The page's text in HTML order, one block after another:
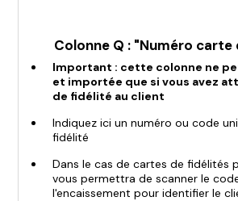
Colonne Q : "Numéro
Important : cette colonne ne
et importée que si vous avez
de fidélité au client
Indiquez ici un numéro ou code
fidélité
Dans le cas de cartes de fidélités
vous permettra de scanner le
l'encaissement pour identifier le